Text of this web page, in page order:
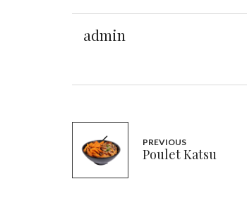
admin
PREVIOUS
Poulet Katsu